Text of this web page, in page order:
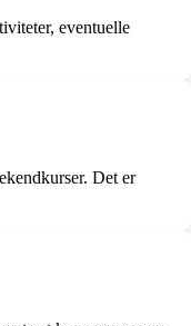
eventuelle
Det er